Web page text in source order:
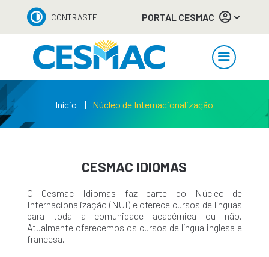
CONTRASTE PORTAL CESMAC
Início Núcleo de Internacionalização
CESMAC IDIOMAS
O Cesmac Idiomas faz parte do Núcleo de
Internacionalização (NUI) e oferece cursos de línguas
para toda a comunidade acadêmica ou não.
Atualmente oferecemos os cursos de língua inglesa e
francesa.